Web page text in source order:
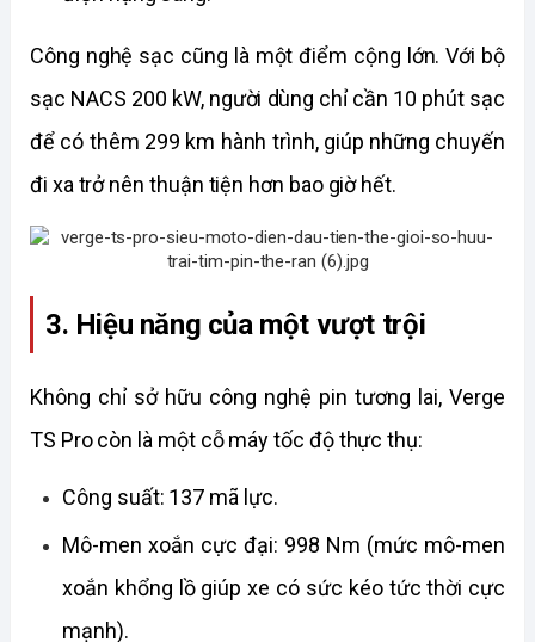
Công nghệ sạc cũng là một điểm cộng lớn. Với bộ
sạc NACS 200 kW, người dùng chỉ cần 10 phút sạc
để có thêm 299 km hành trình, giúp những chuyến
đi xa trở nên thuận tiện hơn bao giờ hết.
3. Hiệu năng của một vượt trội
Không chỉ sở hữu công nghệ pin tương lai, Verge
TS Pro còn là một cỗ máy tốc độ thực thụ:
Công suất: 137 mã lực.
Mô-men xoắn cực đại: 998 Nm (mức mô-men
xoắn khổng lồ giúp xe có sức kéo tức thời cực
mạnh).